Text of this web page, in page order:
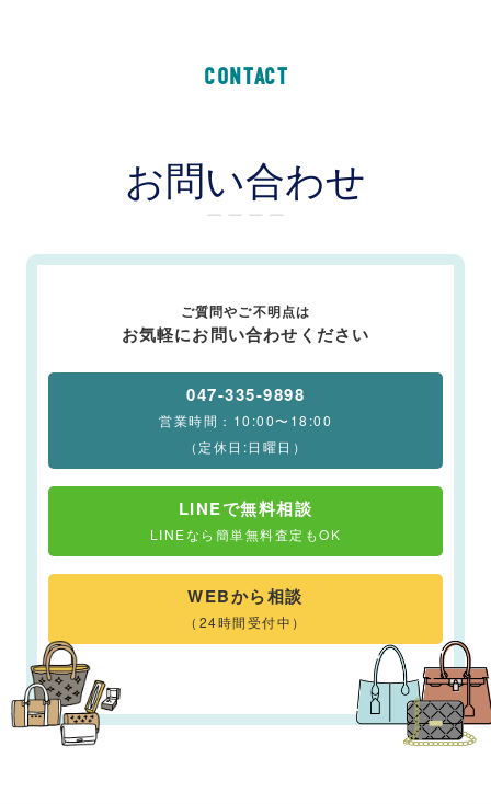
CONTACT
お問い合わせ
ー ー ー ー
ご質問やご不明点は
お気軽にお問い合わせください
047-335-9898
営業時間：10:00〜18:00
（定休日:日曜日）
LINEで無料相談
LINEなら簡単無料査定もOK
WEBから相談
（24時間受付中）